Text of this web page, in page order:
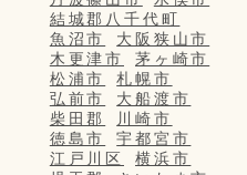
結城郡八千代町
魚沼市
大阪狭山市
木更津市
茅ヶ崎市
松浦市
札幌市
弘前市
大船渡市
柴田郡
川崎市
徳島市
宇都宮市
江戸川区
横浜市